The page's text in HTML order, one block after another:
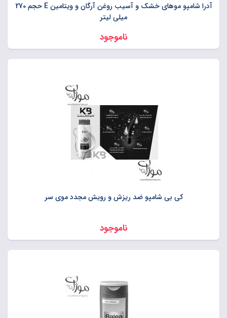
آدرا شامپو موهای خشک و آسیب روغن آرگان و ویتامین E حجم 270
میلی لیتر
ناموجود
کی بی شامپو ضد ریزش و رویش مجدد موی سر
ناموجود